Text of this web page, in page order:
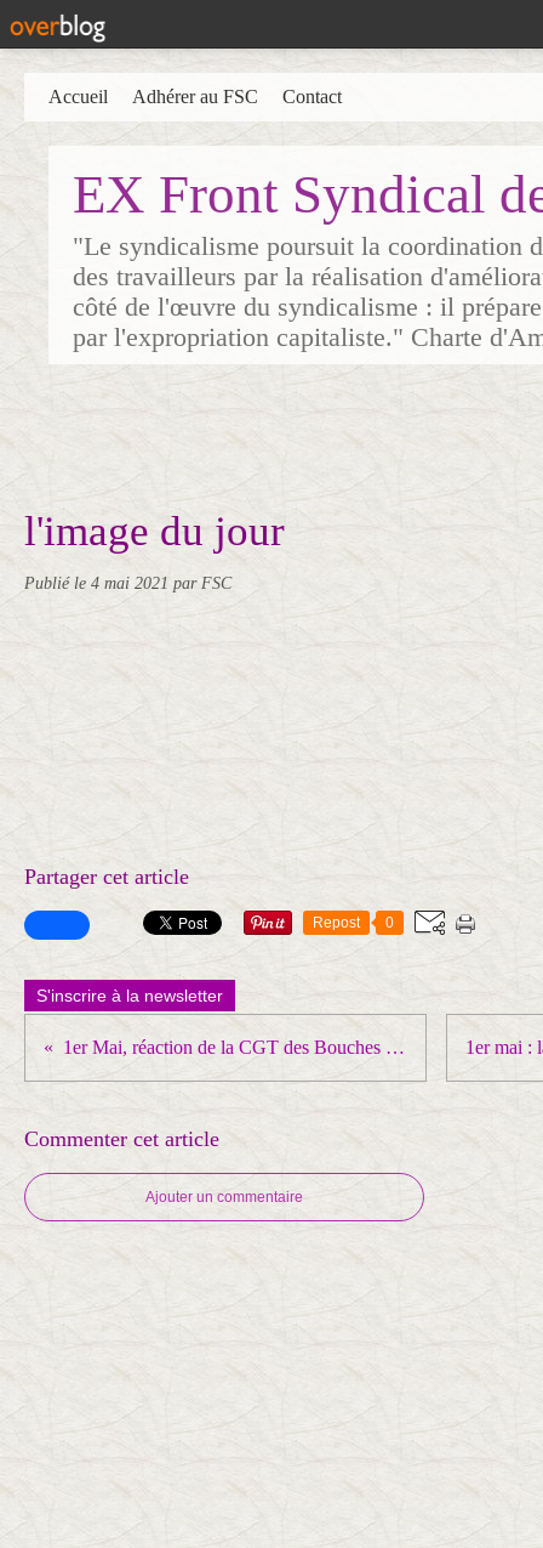
EX Front Syndical
"Le syndicalisme poursuit la coordination
des travailleurs par la réalisation
côté de l'œuvre du syndicalisme : il
par l'expropriation capitaliste." Charte
Accueil Adhérer au FSC Contact
l'image du jour
Publié le 4 mai 2021 par FSC
Partager cet article
Repost 0
S'inscrire à la newsletter
1er Mai, réaction de la CGT des Bouches du Rhône
Commenter cet article
Ajouter un commentaire